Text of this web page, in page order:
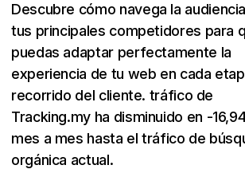
Descubre cómo navega la
tus principales competidores para
puedas adaptar perfectamente la
experiencia de tu web en cada
recorrido del cliente. tráfico de
Tracking.my ha disminuido en -
mes a mes hasta el tráfico de
orgánica actual.